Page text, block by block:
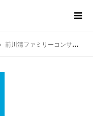
前川清ファミリーコンサート（鹿児島県伊佐市）